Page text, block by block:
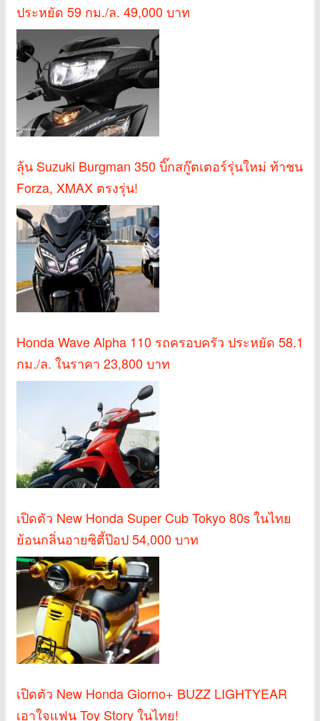
ประหยัด 59 กม./ล. 49,000 บาท
ลุ้น Suzuki Burgman 350 บิ๊กสกู๊ตเตอร์รุ่นใหม่ ท้าชน
Forza, XMAX ตรงรุ่น!
Honda Wave Alpha 110 รถครอบครัว ประหยัด 58.1
กม./ล. ในราคา 23,800 บาท
เปิดตัว New Honda Super Cub Tokyo 80s ในไทย
ย้อนกลิ่นอายซิตี้ป๊อป 54,000 บาท
เปิดตัว New Honda Giorno+ BUZZ LIGHTYEAR
เอาใจแฟน Toy Story ในไทย!